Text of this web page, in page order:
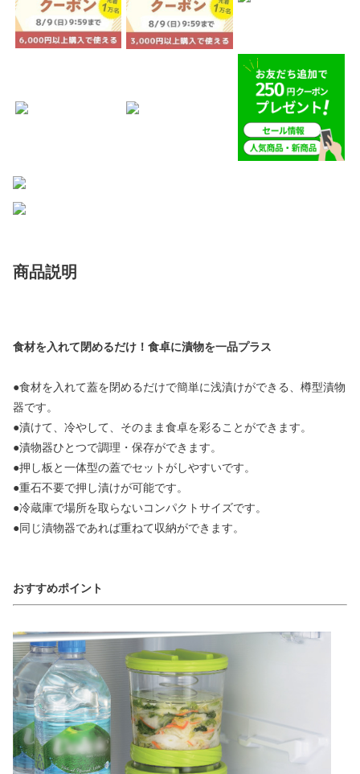
商品説明
食材を入れて閉めるだけ！食卓に漬物を一品プラス
●食材を入れて蓋を閉めるだけで簡単に浅漬けができる、樽型漬物
器です。
●漬けて、冷やして、そのまま食卓を彩ることができます。
●漬物器ひとつで調理・保存ができます。
●押し板と一体型の蓋でセットがしやすいです。
●重石不要で押し漬けが可能です。
●冷蔵庫で場所を取らないコンパクトサイズです。
●同じ漬物器であれば重ねて収納ができます。
おすすめポイント